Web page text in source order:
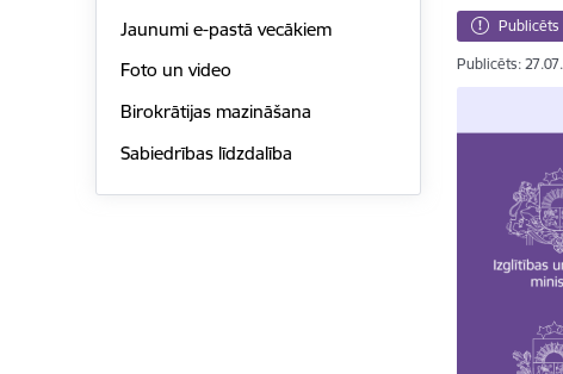
Jaunumi e-pastā vecākiem
Foto un video
Birokrātijas mazināšana
Sabiedrības līdzdalība
Publicēts
Publicēts: